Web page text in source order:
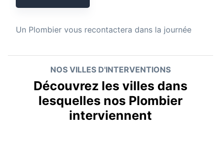
Un Plombier vous recontactera dans la journée
NOS VILLES D'INTERVENTIONS
Découvrez les villes dans
lesquelles nos Plombier
interviennent